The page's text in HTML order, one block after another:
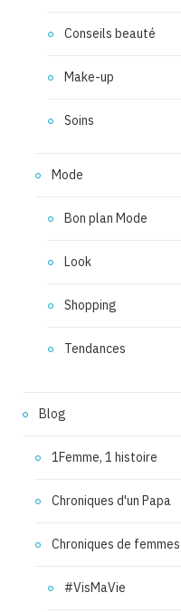
Conseils beauté
Make-up
Soins
Mode
Bon plan Mode
Look
Shopping
Tendances
Blog
1Femme, 1 histoire
Chroniques d'un Papa
Chroniques de femmes
#VisMaVie